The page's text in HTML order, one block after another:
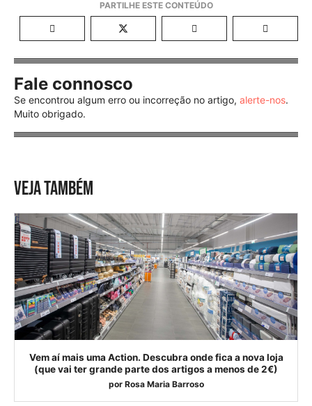
Fale connosco
Se encontrou algum erro ou incorreção no artigo, alerte-nos.
Muito obrigado.
VEJA TAMBÉM
Vem aí mais uma Action. Descubra onde fica a nova loja
(que vai ter grande parte dos artigos a menos de 2€)
por Rosa Maria Barroso